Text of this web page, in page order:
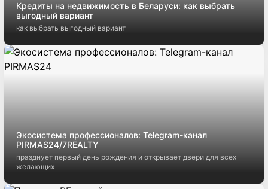
Кредиты на недвижимость в Беларуси: как выбрать
выгодный вариант
как выбрать выгодный вариант
Экосистема профессионалов: Telegram-канал
PIRMAS24/7REALTY
празднует первый день рождения и открывает двери для всех
желающих